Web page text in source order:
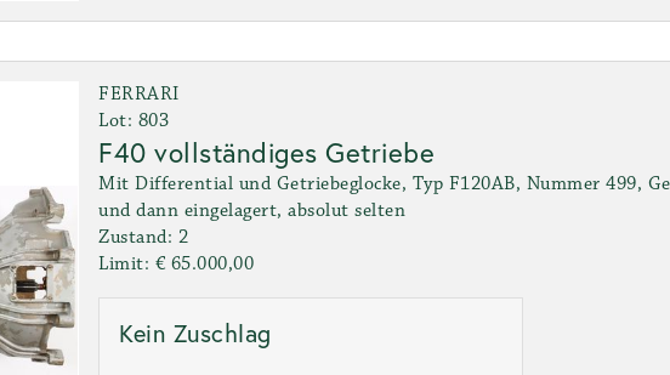
FERRARI
Lot: 803
F40 vollständiges Getriebe
Mit Differential und Getriebeglocke, Typ F120AB, Nummer 499,
und dann eingelagert, absolut selten
Zustand: 2
Limit: € 65.000,00
Kein Zuschlag